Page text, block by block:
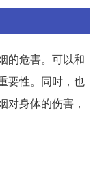
的危害。可以和
要性。同时，也
对身体的伤害，